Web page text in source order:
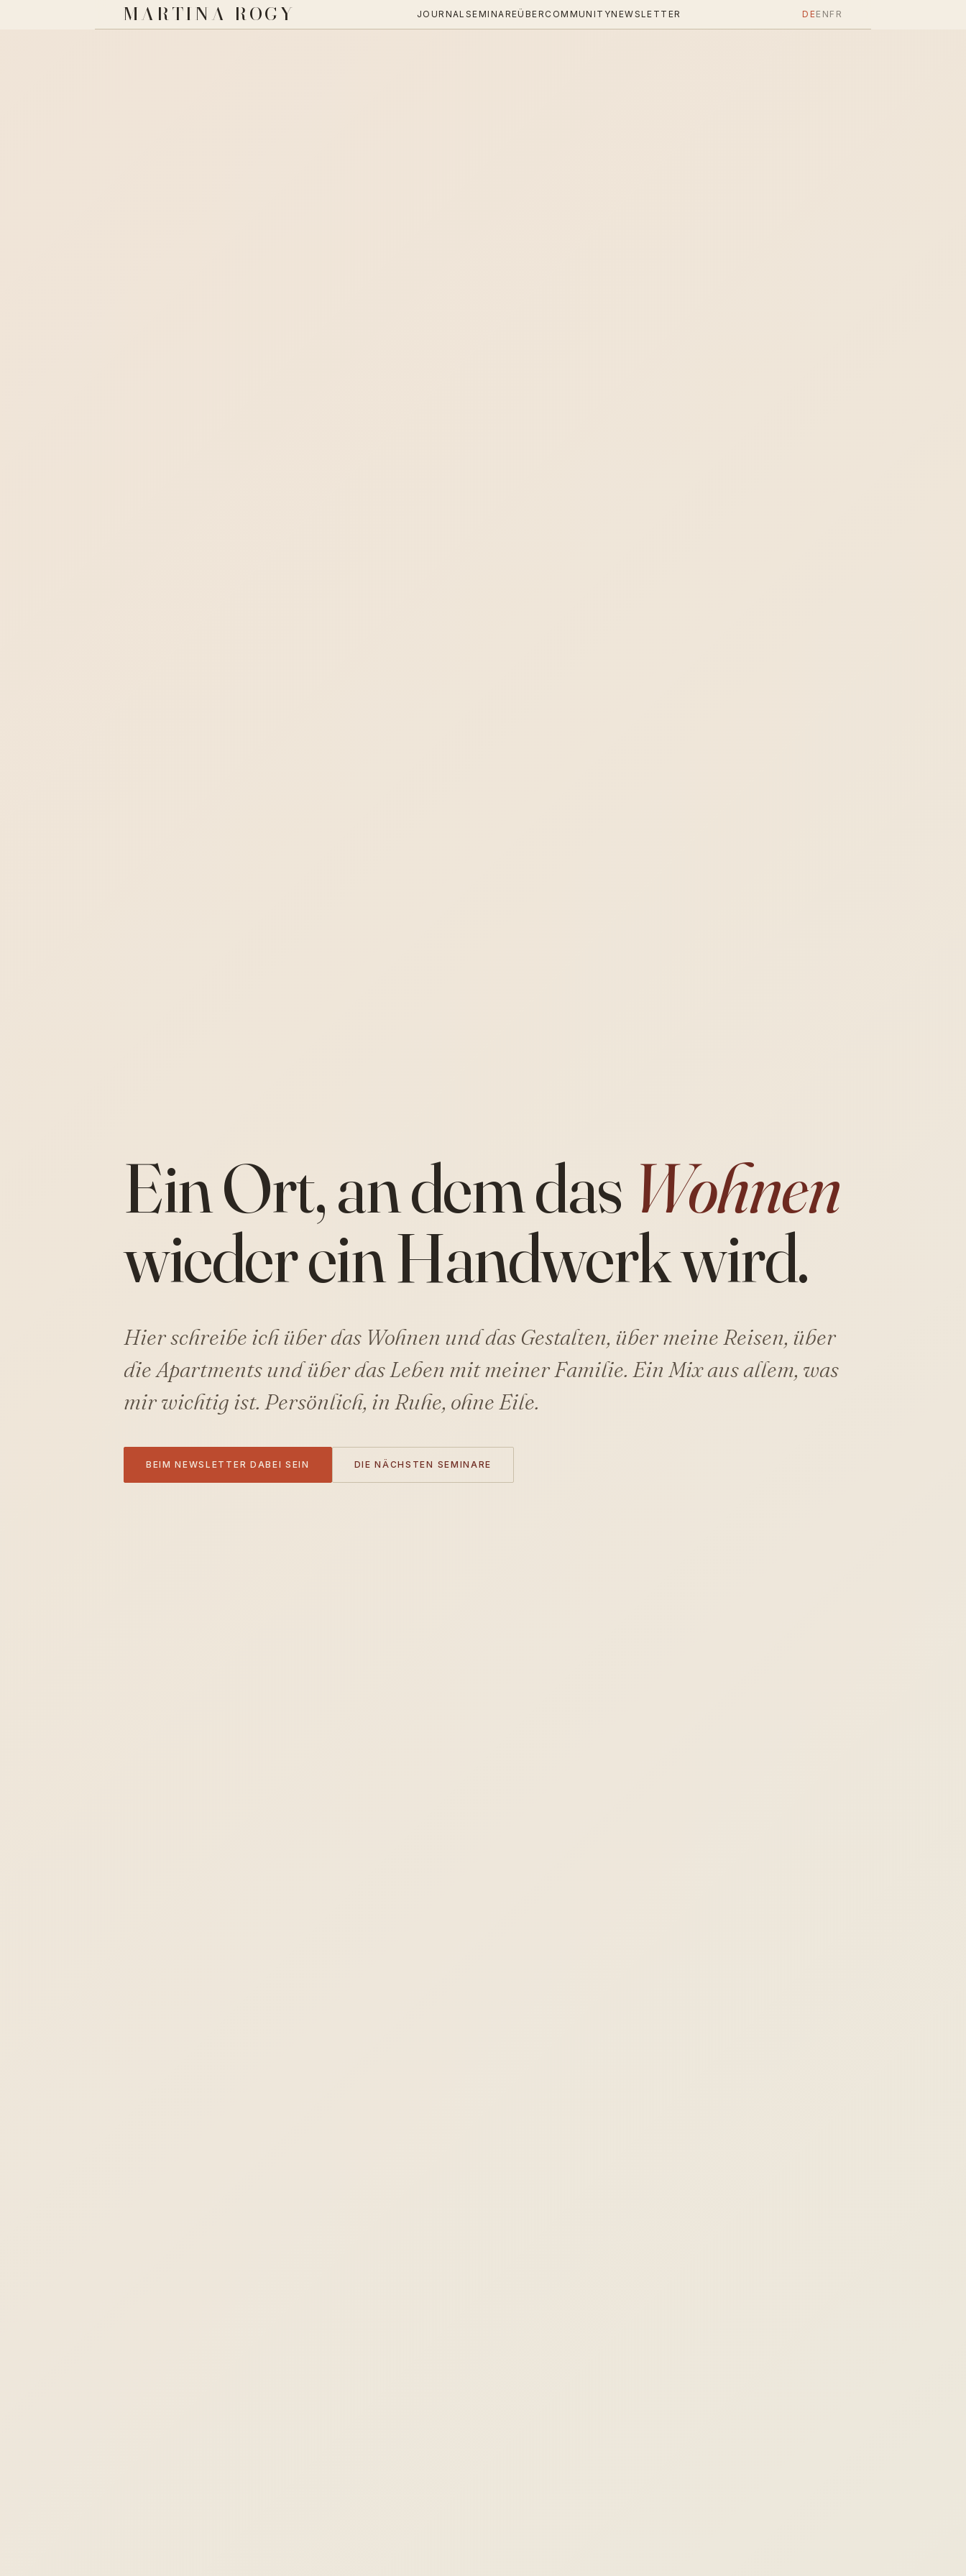
MARTINA ROGY JOURNAL SEMINAREÜBER COMMUNITYNEWSLETTER DEEN FR
Ein Ort, an dem das Wohnen
wieder ein Handwerk wird.
Hier schreibe ich über das Wohnen und das Gestalten, über meine Reisen, über
die Apartments und über das Leben mit meiner Familie. Ein Mix aus allem, was
mir wichtig ist. Persönlich, in Ruhe, ohne Eile.
BEIM NEWSLETTER DABEI SEIN DIE NÄCHSTEN SEMINARE